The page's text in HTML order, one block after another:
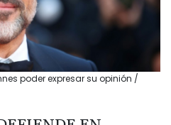
poder expresar su opinión /